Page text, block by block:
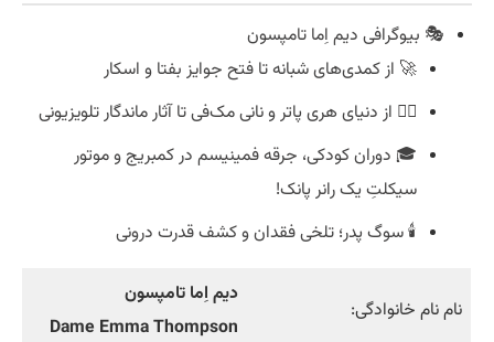
🎭 بیوگرافی دیم اِما تامپسون
🚀 از کمدی‌های شبانه تا فتح جوایز بفتا و اسکار
🧙‍♀️ از دنیای هری پاتر و نانی مک‌فی تا آثار ماندگار تلویزیونی
🎓 دوران کودکی، جرقه فمینیسم در کمبریج و موتور
سیکلتِ یک رانر پانک!
🕯️ سوگ پدر؛ تلخی فقدان و کشف قدرت درونی
نام نام خانوادگی:
دیم اِما تامپسون
Dame Emma Thompson